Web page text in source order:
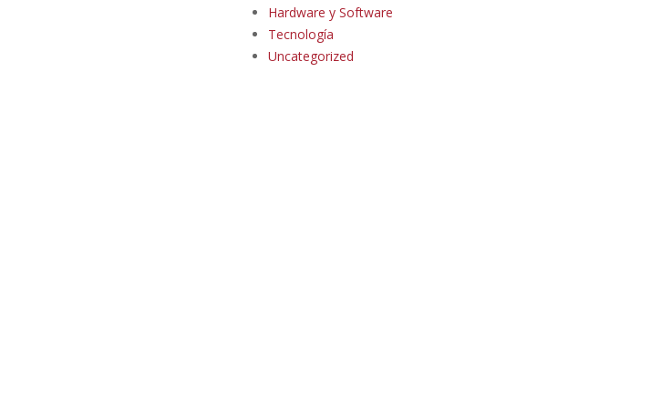
Hardware y Software
Tecnología
Uncategorized